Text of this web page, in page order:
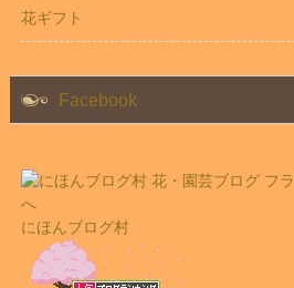
花ギフト
Facebook
にほんブログ村